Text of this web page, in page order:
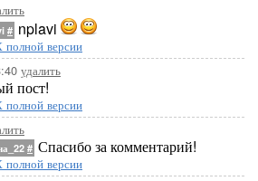
# nplavi
полной версии
удалить
пост!
полной версии
# Спасибо за комментарий!
полной версии